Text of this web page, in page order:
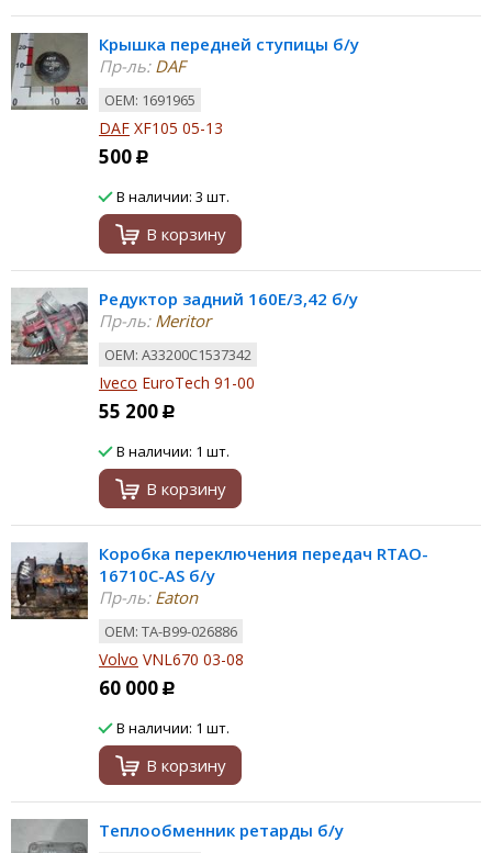
Крышка передней ступицы б/у
Пр-ль:DAF
ОЕМ: 1691965
DAF XF105 05-13
500 Р
В наличии: 3 шт.
В корзину
Редуктор задний 160E/3,42 б/у
Пр-ль:Meritor
ОЕМ: A33200C1537342
Iveco EuroTech 91-00
55 200 Р
В наличии: 1 шт.
В корзину
Коробка переключения передач RTAO-
16710C-AS б/у
Пр-ль:Eaton
ОЕМ: TA-B99-026886
Volvo VNL670 03-08
60 000 Р
В наличии: 1 шт.
В корзину
Теплообменник ретарды б/у